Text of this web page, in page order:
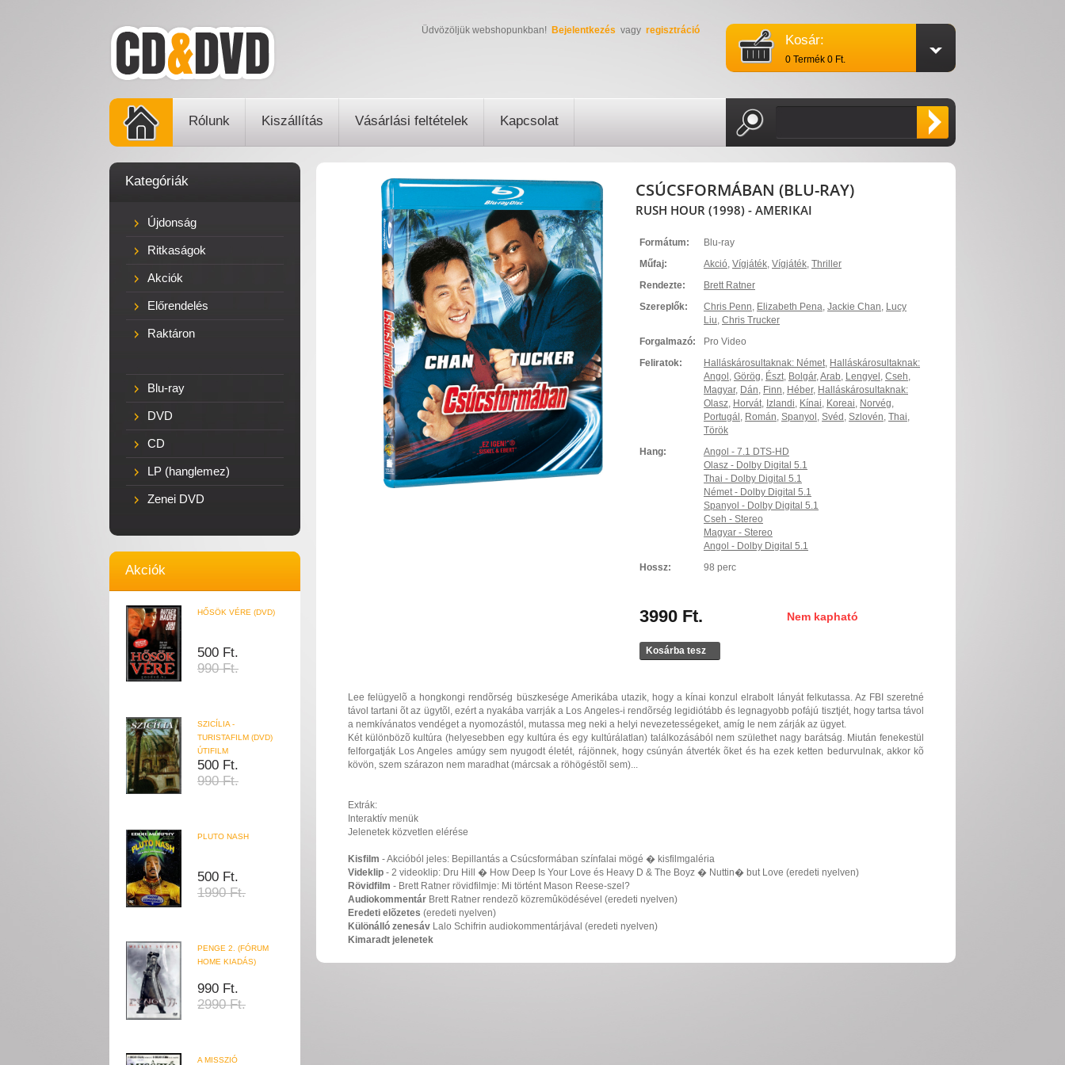
Kosár:
0 Termék 0 Ft.
Üdvözöljük webshopunkban! Bejelentkezés vagy regisztráció
Rólunk Kiszállítás Vásárlási feltételek Kapcsolat
Kategóriák
Újdonság
Ritkaságok
Akciók
Előrendelés
Raktáron
Blu-ray
DVD
CD
LP (hanglemez)
Zenei DVD
Akciók
HŐSÖK VÉRE (DVD)
500 Ft.
990 Ft.
SZICÍLIA -
TURISTAFILM (DVD)
ÚTIFILM
500 Ft.
990 Ft.
PLUTO NASH
500 Ft.
1990 Ft.
PENGE 2. (FÓRUM
HOME KIADÁS)
990 Ft.
2990 Ft.
A MISSZIÓ
CSÚCSFORMÁBAN (BLU-RAY)
RUSH HOUR (1998) - AMERIKAI
Formátum:
Blu-ray
Műfaj:
Akció, Vígjáték, Vígjáték, Thriller
Rendezte:
Brett Ratner
Szereplők:
Chris Penn, Elizabeth Pena, Jackie Chan, Lucy
Liu, Chris Trucker
Forgalmazó:
Pro Video
Feliratok:
Halláskárosultaknak: Német, Halláskárosultaknak:
Angol , Görög, Észt, Bolgár,Arab, Lengyel , Cseh,
Magyar, Dán, Finn, Héber, Halláskárosultaknak:
Olasz, Horvát, Izlandi, Kínai, Koreai, Norvég,
Portugál , Román, Spanyol , Svéd , Szlovén, Thai,
Török
Hang:
Angol - 7.1 DTS-HD
Olasz - Dolby Digital 5.1
Thai - Dolby Digital 5.1
Német - Dolby Digital 5.1
Spanyol - Dolby Digital 5.1
Cseh - Stereo
Magyar - Stereo
Angol - Dolby Digital 5.1
Hossz:
98 perc
3990 Ft. Nem kapható
Kosárba tesz
Lee felügyelõ a hongkongi rendõrség büszkesége Amerikába utazik, hogy a kínai konzul elrabolt lányát felkutassa. Az FBI szeretné
távol tartani õt az ügytõl, ezért a nyakába varrják a Los Angeles-i rendõrség legidiótább és legnagyobb pofájú tisztjét, hogy tartsa távol
a nemkívánatos vendéget a nyomozástól, mutassa meg neki a helyi nevezetességeket, amíg le nem zárják az ügyet.
Két különbözõ kultúra (helyesebben egy kultúra és egy kultúrálatlan) találkozásából nem születhet nagy barátság. Miután fenekestül
felforgatják Los Angeles amúgy sem nyugodt életét, rájönnek, hogy csúnyán átverték õket és ha ezek ketten bedurvulnak, akkor kõ
kövön, szem szárazon nem maradhat (márcsak a röhögéstõl sem)...
Extrák:
Interaktív menük
Jelenetek közvetlen elérése
Kisfilm - Akcióból jeles: Bepillantás a Csúcsformában színfalai mögé � kisfilmgaléria
Videklip - 2 videoklip: Dru Hill � How Deep Is Your Love és Heavy D & The Boyz � Nuttin� but Love (eredeti nyelven)
Rövidfilm - Brett Ratner rövidfilmje: Mi történt Mason Reese-szel?
Audiokommentár Brett Ratner rendezõ közremûködésével (eredeti nyelven)
Eredeti elõzetes (eredeti nyelven)
Különálló zenesáv Lalo Schifrin audiokommentárjával (eredeti nyelven)
Kimaradt jelenetek